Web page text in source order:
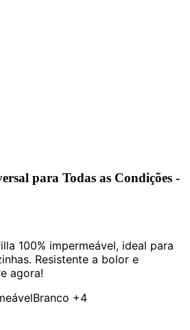
para Todas as Condições -
100% impermeável, ideal para
Resistente a bolor e
agora!
Branco +4